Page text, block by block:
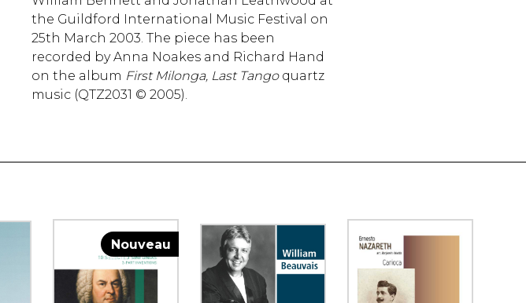
the Guildford International Music Festival on
25th March 2003. The piece has been
recorded by Anna Noakes and Richard Hand
on the album First Milonga, Last Tangoquartz
music (QTZ2031 © 2005).
Nouveau